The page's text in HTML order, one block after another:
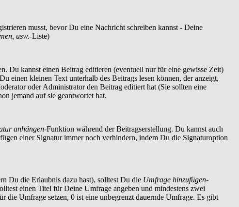
musst, bevor Du eine Nachricht schreiben kannst - Deine
usw.-Liste)
Du kannst einen Beitrag editieren (eventuell nur für eine gewisse Zeit)
einen kleinen Text unterhalb des Beitrags lesen können, der anzeigt,
oder Administrator den Beitrag editiert hat (Sie sollten eine
jemand auf sie geantwortet hat.
anhängen-Funktion während der Beitragserstellung. Du kannst auch
einer Signatur immer noch verhindern, indem Du die Signaturoption
Du die Erlaubnis dazu hast), solltest Du die Umfrage hinzufügen-
einen Titel für Deine Umfrage angeben und mindestens zwei
die Umfrage setzen, 0 ist eine unbegrenzt dauernde Umfrage. Es gibt